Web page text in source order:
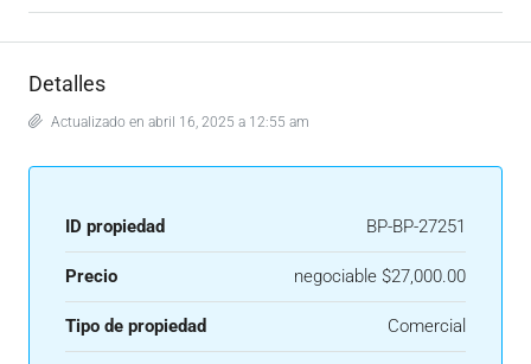
Detalles
Actualizado en abril 16, 2025 a 12:55 am
ID propiedad BP-BP-27251
Precio negociable $27,000.00
Tipo de propiedad Comercial